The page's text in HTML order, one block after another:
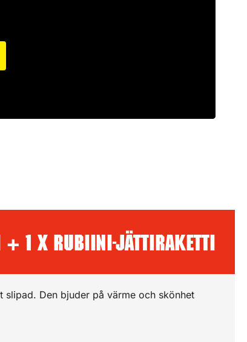
+ 1 x Rubiini-jättiraketti
slipad. Den bjuder på värme och skönhet